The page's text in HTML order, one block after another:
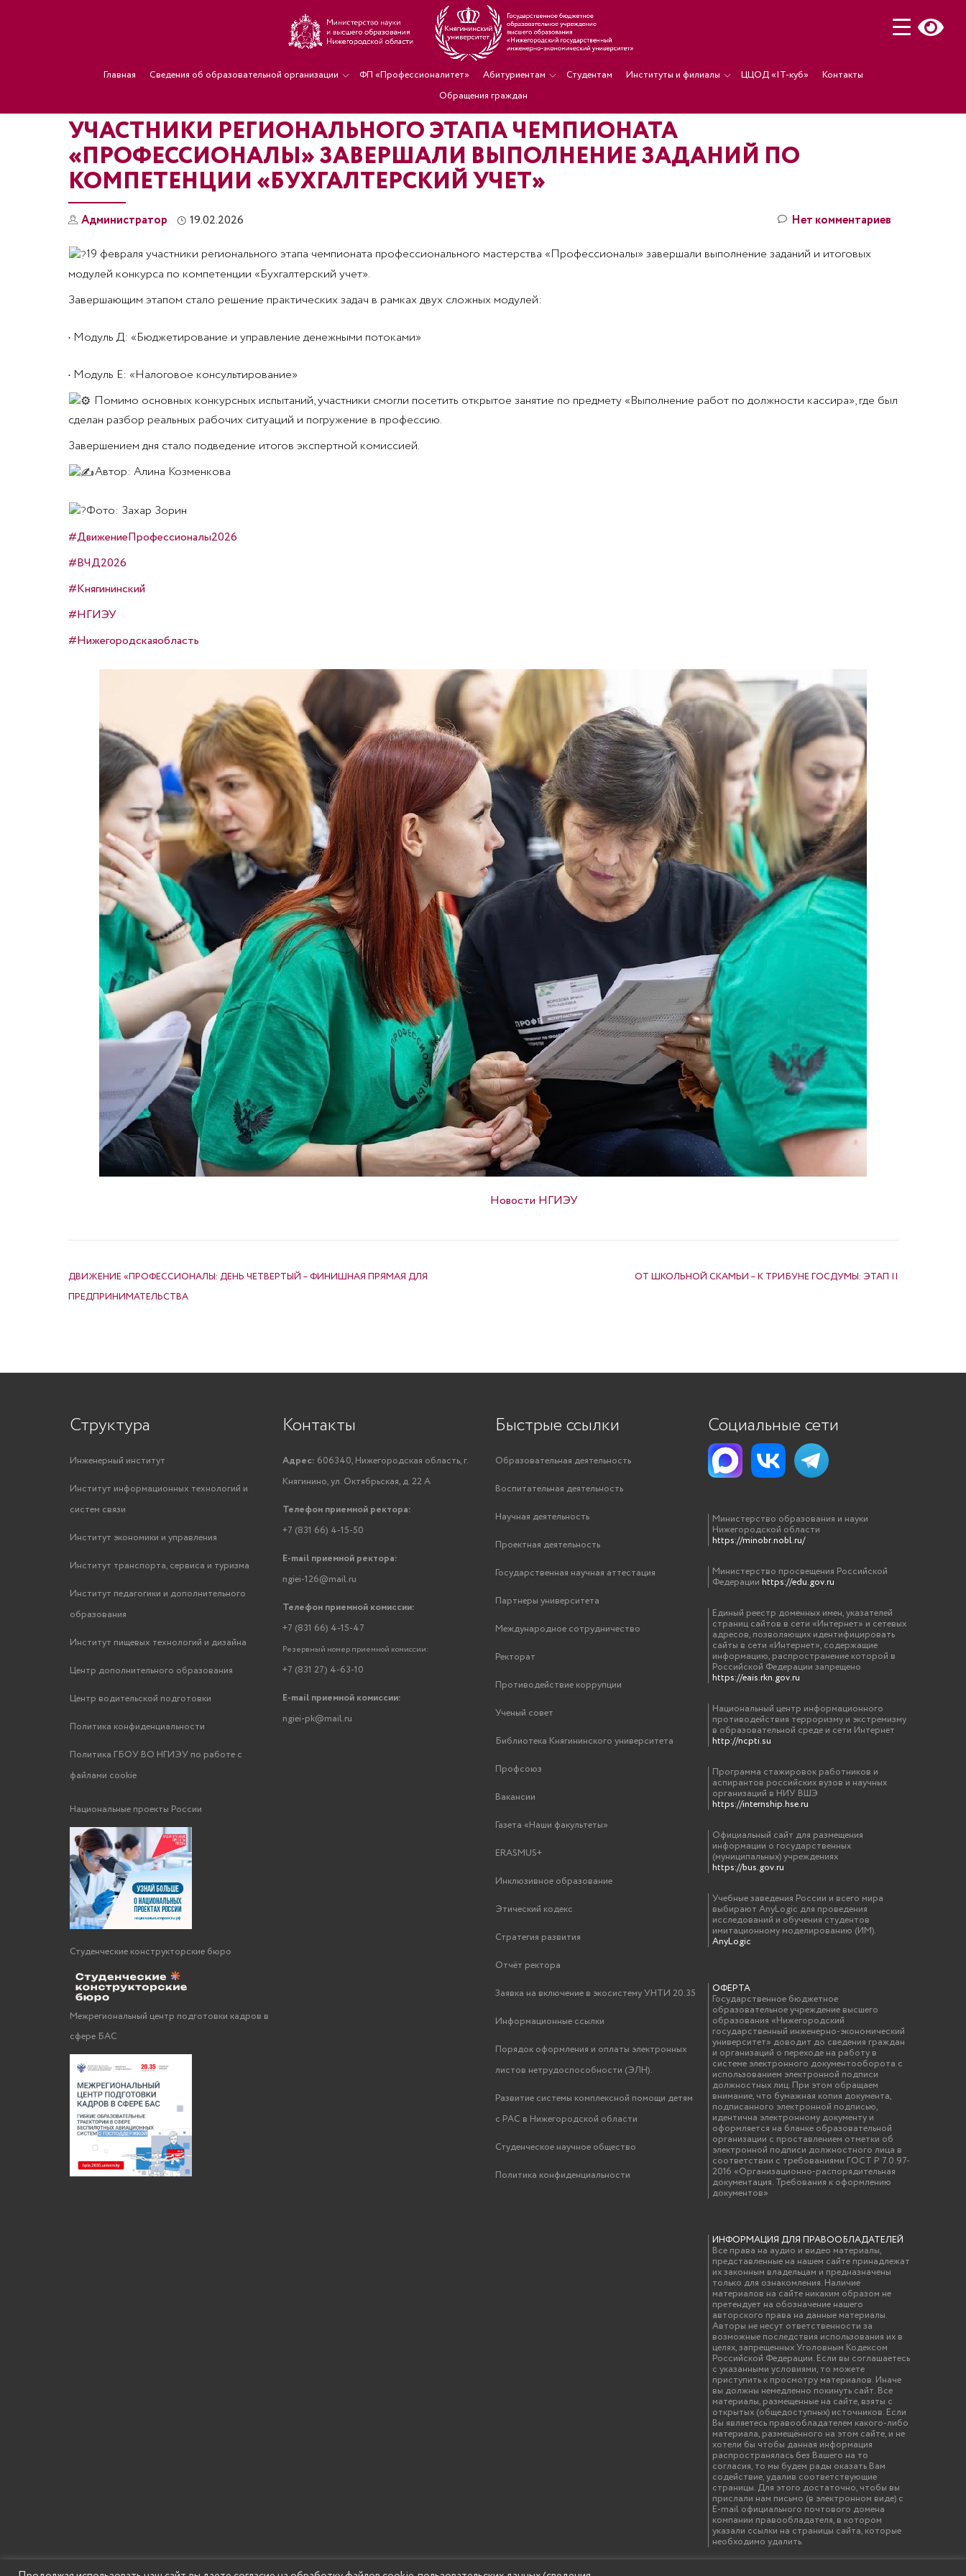
Главная Сведения об образовательной организации ФП «Профессионалитет» Абитуриентам Студентам Институты и филиалы ЦЦОД «IT-куб»
Контакты
Обращения граждан
УЧАСТНИКИ РЕГИОНАЛЬНОГО ЭТАПА ЧЕМПИОНАТА
«ПРОФЕССИОНАЛЫ» ЗАВЕРШАЛИ ВЫПОЛНЕНИЕ ЗАДАНИЙ ПО
КОМПЕТЕНЦИИ «БУХГАЛТЕРСКИЙ УЧЕТ»
Администратор 19.02.2026 Нет комментариев
19 февраля участники регионального этапа чемпионата профессионального мастерства «Профессионалы» завершали выполнение заданий и итоговых
модулей конкурса по компетенции «Бухгалтерский учет».
Завершающим этапом стало решение практических задач в рамках двух сложных модулей:
• Модуль Д: «Бюджетирование и управление денежными потоками»
• Модуль E: «Налоговое консультирование»
Помимо основных конкурсных испытаний, участники смогли посетить открытое занятие по предмету «Выполнение работ по должности кассира», где был
сделан разбор реальных рабочих ситуаций и погружение в профессию.
Завершением дня стало подведение итогов экспертной комиссией.
Автор: Алина Козменкова
Фото: Захар Зорин
#ДвижениеПрофессионалы2026
#ВЧД2026
#Княгининский
#НГИЭУ
#Нижегородскаяобласть
Новости НГИЭУ
ДВИЖЕНИЕ «ПРОФЕССИОНАЛЫ: ДЕНЬ ЧЕТВЕРТЫЙ – ФИНИШНАЯ ПРЯМАЯ ДЛЯ
ПРЕДПРИНИМАТЕЛЬСТВА
ОТ ШКОЛЬНОЙ СКАМЬИ – К ТРИБУНЕ ГОСДУМЫ: ЭТАП II
Структура
Инженерный институт
Институт информационных технологий и
систем связи
Институт экономики и управления
Институт транспорта, сервиса и туризма
Институт педагогики и дополнительного
образования
Институт пищевых технологий и дизайна
Центр дополнительного образования
Центр водительской подготовки
Политика конфиденциальности
Политика ГБОУ ВО НГИЭУ по работе с
файлами cookie
Национальные проекты России
Студенческие конструкторские бюро
Межрегиональный центр подготовки кадров в
сфере БАС
Контакты
Адрес: 606340, Нижегородская область, г.
Княгинино, ул. Октябрьская, д. 22 А
Телефон приемной ректора:
+7 (831 66) 4-15-50
E-mail приемной ректора:
ngiei-126@mail.ru
Телефон приемной комиссии:
+7 (831 66) 4-15-47
Резервный номер приемной комиссии:
+7 (831 27) 4-63-10
E-mail приемной комиссии:
ngiei-pk@mail.ru
Быстрые ссылки
Образовательная деятельность
Воспитательная деятельность
Научная деятельность
Проектная деятельность
Государственная научная аттестация
Партнеры университета
Международное сотрудничество
Ректорат
Противодействие коррупции
Ученый совет
Библиотека Княгининского университета
Профсоюз
Вакансии
Газета «Наши факультеты»
ERASMUS+
Инклюзивное образование
Этический кодекс
Стратегия развития
Отчёт ректора
Заявка на включение в экосистему УНТИ 20.35
Информационные ссылки
Порядок оформления и оплаты электронных
листов нетрудоспособности (ЭЛН).
Развитие системы комплексной помощи детям
с РАС в Нижегородской области
Студенческое научное общество
Политика конфиденциальности
Социальные сети
Министерство образования и науки
Нижегородской области
https://minobr.nobl.ru/
Министерство просвещения Российской
Федерации https://edu.gov.ru
Единый реестр доменных имен, указателей
страниц сайтов в сети «Интернет» и сетевых
адресов, позволяющих идентифицировать
сайты в сети «Интернет», содержащие
информацию, распространение которой в
Российской Федерации запрещено
https://eais.rkn.gov.ru
Национальный центр информационного
противодействия терроризму и экстремизму
в образовательной среде и сети Интернет
http://ncpti.su
Программа стажировок работников и
аспирантов российских вузов и научных
организаций в НИУ ВШЭ
https://internship.hse.ru
Официальный сайт для размещения
информации о государственных
(муниципальных) учреждениях
https://bus.gov.ru
Учебные заведения России и всего мира
выбирают AnyLogic для проведения
исследований и обучения студентов
имитационному моделированию (ИМ).
AnyLogic
ОФЕРТА
Государственное бюджетное
образовательное учреждение высшего
образования «Нижегородский
государственный инженерно-экономический
университет» доводит до сведения граждан
и организаций о переходе на работу в
системе электронного документооборота с
использованием электронной подписи
должностных лиц. При этом обращаем
внимание, что бумажная копия документа,
подписанного электронной подписью,
идентична электронному документу и
оформляется на бланке образовательной
организации с проставлением отметки об
электронной подписи должностного лица в
соответствии с требованиями ГОСТ Р 7.0.97-
2016 «Организационно-распорядительная
документация. Требования к оформлению
документов»
ИНФОРМАЦИЯ ДЛЯ ПРАВООБЛАДАТЕЛЕЙ
Все права на аудио и видео материалы,
представленные на нашем сайте принадлежат
их законным владельцам и предназначены
только для ознакомления. Наличие
материалов на сайте никаким образом не
претендует на обозначение нашего
авторского права на данные материалы.
Авторы не несут ответственности за
возможные последствия использования их в
целях, запрещенных Уголовным Кодексом
Российской Федерации. Если вы соглашаетесь
с указанными условиями, то можете
приступить к просмотру материалов. Иначе
вы должны немедленно покинуть сайт. Все
материалы, размещенные на сайте, взяты с
открытых (общедоступных) источников. Если
Вы являетесь правообладателем какого-либо
материала, размещённого на этом сайте, и не
хотели бы чтобы данная информация
распространялась без Вашего на то
согласия, то мы будем рады оказать Вам
содействие, удалив соответствующие
страницы. Для этого достаточно, чтобы вы
прислали нам письмо (в электронном виде) с
E-mail официального почтового домена
компании правообладателя, в котором
указали ссылки на страницы сайта, которые
необходимо удалить.